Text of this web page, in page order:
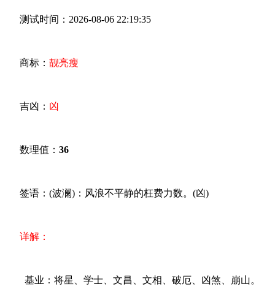
测试时间：2026-08-06 22:19:35
商标： 靓亮瘦
吉凶： 凶
数理值： 36
签语：(波澜)：风浪不平静的枉费力数。(凶)
详解：
基业：将星、学士、文昌、文相、破厄、凶煞、崩山。